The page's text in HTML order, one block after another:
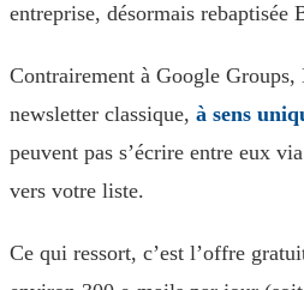
entreprise, désormais rebaptisée
Contrairement à Google
newsletter classique, à sens
peuvent pas s’écrire entre eux
vers votre liste.
Ce qui ressort, c’est l’offre